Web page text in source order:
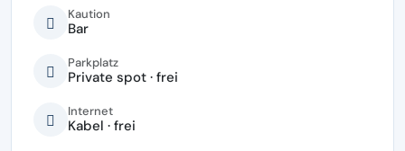
Kaution
Bar
Parkplatz
Private spot · frei
Internet
Kabel · frei